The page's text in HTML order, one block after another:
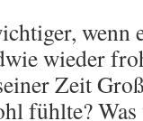
wenn
wieder
Zeit
fühlte?